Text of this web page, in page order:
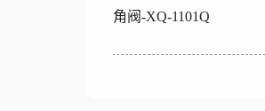
角阀-XQ-1101Q